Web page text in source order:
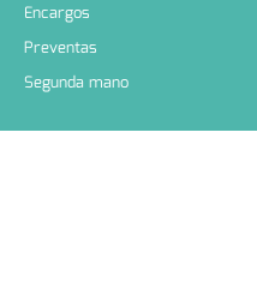
Encargos
Preventas
Segunda mano